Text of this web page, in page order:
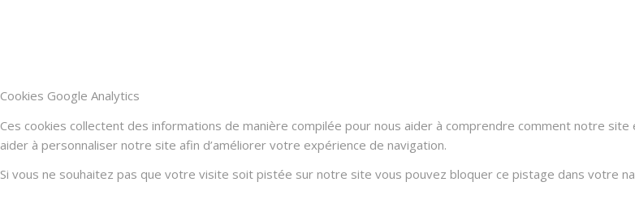
Cookies Google Analytics
Ces cookies collectent des informations de manière compilée pour nous aider à comprendre comment notre
aider à personnaliser notre site afin d’améliorer votre expérience de navigation.
Si vous ne souhaitez pas que votre visite soit pistée sur notre site vous pouvez bloquer ce pistage dans votre